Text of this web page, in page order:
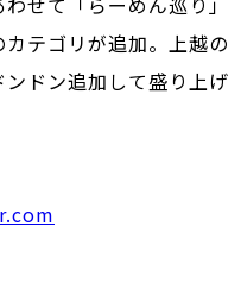
テゴリが追加。上越の
ドン追加して盛り上げ